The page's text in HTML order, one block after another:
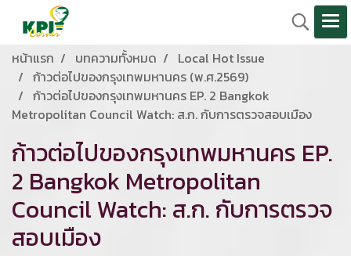
หน้าแรก บทความทั้งหมด
Local Hot Issue
ก้าวต่อไปของกรุงเทพมหานคร (พ.ศ.2569)
ก้าวต่อไปของกรุงเทพมหานคร EP. 2 Bangkok
Metropolitan Council Watch: ส.ก. กับการตรวจสอบเมือง
ก้าวต่อไปของกรุงเทพมหานคร EP.
2 Bangkok Metropolitan
Council Watch: ส.ก. กับการตรวจ
สอบเมือง